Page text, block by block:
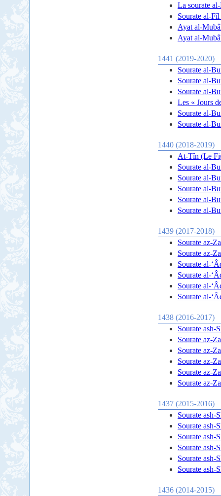
La sourate
Sourate al-
1441 (2019-2020)
Sourate al-
Sourate al-
Sourate al-
Les « Jours
Sourate al-
Sourate al-
1440 (2018-2019)
Sourate al-
Sourate al-
Sourate al-
Sourate al-
Sourate al-
1439 (2017-2018)
Sourate az-
Sourate az-
Sourate al-
Sourate al-
Sourate al-
Sourate al-
1438 (2016-2017)
Sourate ash-
Sourate az-
Sourate az-
Sourate az-
Sourate az-
Sourate az-
1437 (2015-2016)
Sourate ash-
Sourate ash-
Sourate ash-
Sourate ash-
Sourate ash-
Sourate ash-
1436 (2014-2015)